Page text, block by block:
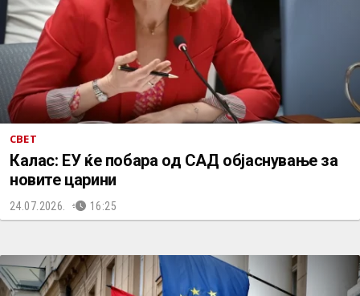
СВЕТ
Калас: ЕУ ќе побара од САД објаснување за
новите царини
24.07.2026. 16:25